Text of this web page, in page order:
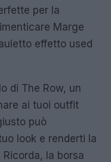
per la
Marge
effetto used
di The Row, un
ai tuoi outfit
può
look e renderti la
la borsa